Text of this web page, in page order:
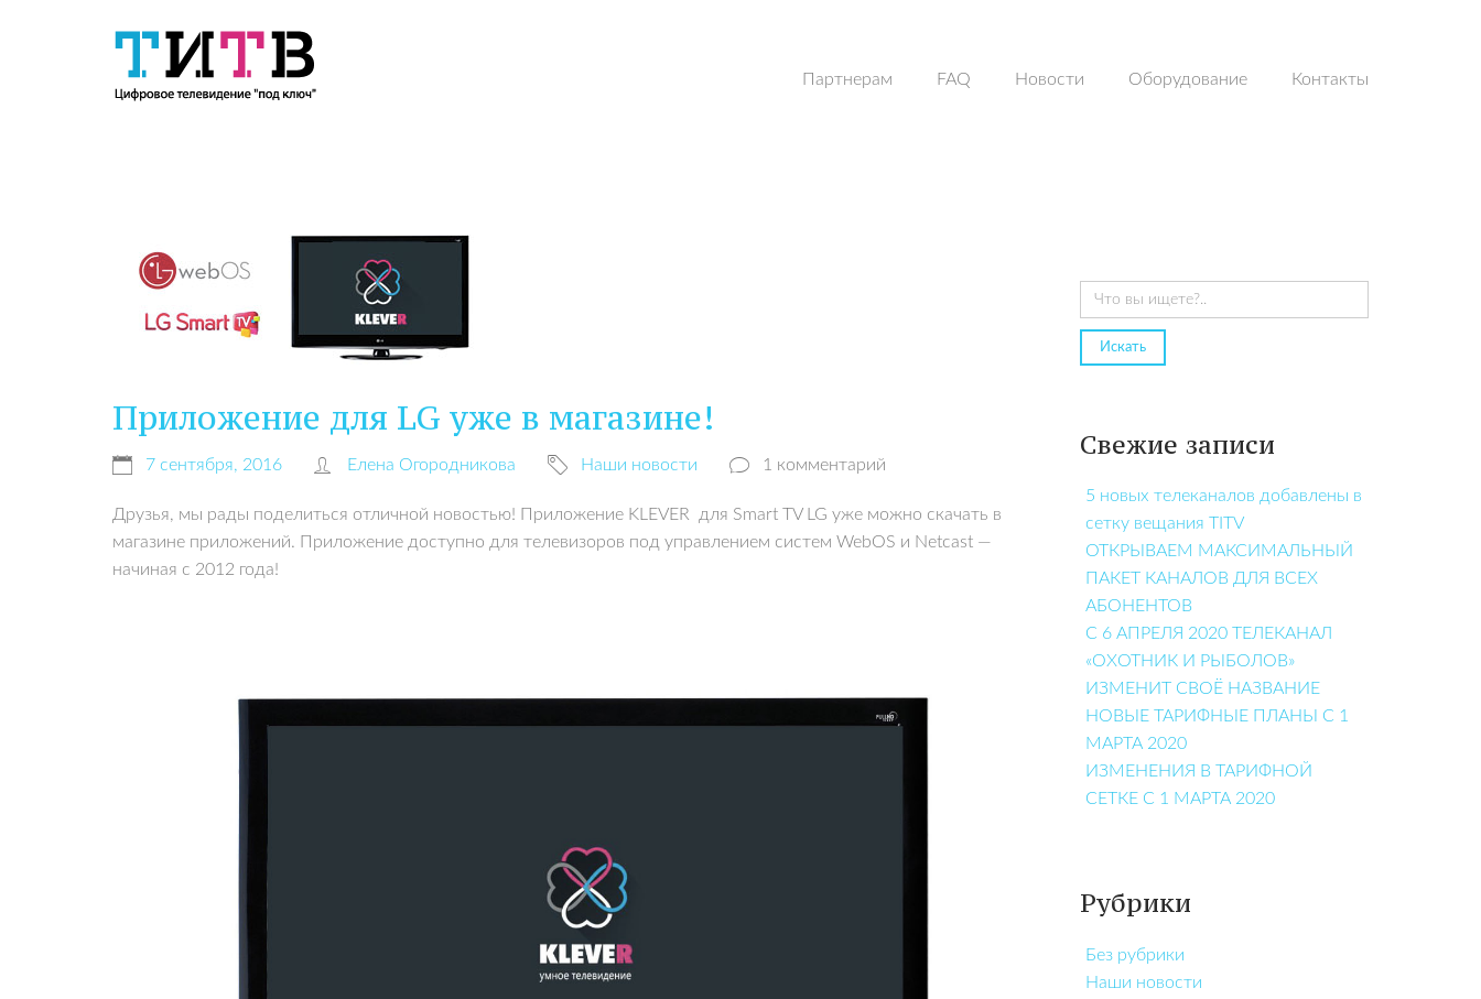
Партнерам FAQ Новости Оборудование Контакты
Приложение для LG уже в магазине!
7 сентября, 2016 Елена Огородникова Наши новости 1 комментарий
Друзья, мы рады поделиться отличной новостью! Приложение KLEVER для Smart TV LG уже можно скачать в
магазине приложений. Приложение доступно для телевизоров под управлением систем WebOS и Netcast —
начиная с 2012 года!
Свежие записи
5 новых телеканалов добавлены в
сетку вещания TITV
ОТКРЫВАЕМ МАКСИМАЛЬНЫЙ
ПАКЕТ КАНАЛОВ ДЛЯ ВСЕХ
АБОНЕНТОВ
С 6 АПРЕЛЯ 2020 ТЕЛЕКАНАЛ
«ОХОТНИК И РЫБОЛОВ»
ИЗМЕНИТ СВОЁ НАЗВАНИЕ
НОВЫЕ ТАРИФНЫЕ ПЛАНЫ С 1
МАРТА 2020
ИЗМЕНЕНИЯ В ТАРИФНОЙ
СЕТКЕ С 1 МАРТА 2020
Рубрики
Без рубрики
Наши новости